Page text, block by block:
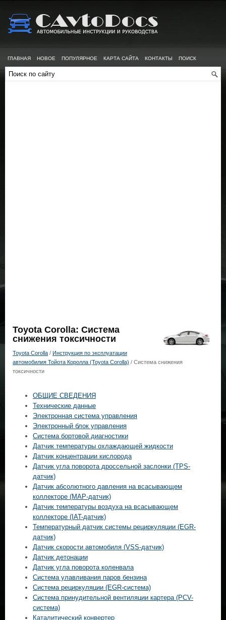
ГЛАВНАЯ НОВОЕ ПОПУЛЯРНОЕ КАРТА САЙТА КОНТАКТЫ ПОИСК
Toyota Corolla: Система
снижения токсичности
Toyota Corolla / Инструкция по эксплуатации
автомобилия Тойота Королла (Toyota Corolla) / Система снижения
токсичности
ОБЩИЕ СВЕДЕНИЯ
Технические данные
Электронная система управления
Электронный блок управления
Система бортовой диагностики
Датчик температуры охлаждающей жидкости
Датчик концентрации кислорода
Датчик угла поворота дроссельной заслонки (TPS-
датчик)
Датчик абсолютного давления на всасывающем
коллекторе (МАР-датчик)
Датчик температуры воздуха на всасывающем
коллекторе (IAT-датчик)
Температурный датчик системы рециркуляции (EGR-
датчик)
Датчик скорости автомобиля (VSS-датчик)
Датчик детонации
Датчик угла поворота коленвала
Система улавливания паров бензина
Система рециркуляции (EGR-система)
Система принудительной вентиляции картера (PCV-
система)
Каталитический конвертер